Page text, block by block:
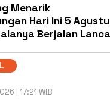
Menarik
Hari Ini 5
Berjalan
| 17:21 WIB